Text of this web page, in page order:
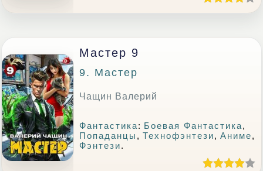
Мастер 9
9. Мастер
Чащин Валерий
Фантастика: Боевая Фантастика,
Попаданцы ,Технофэнтези,Аниме,
Фэнтези.